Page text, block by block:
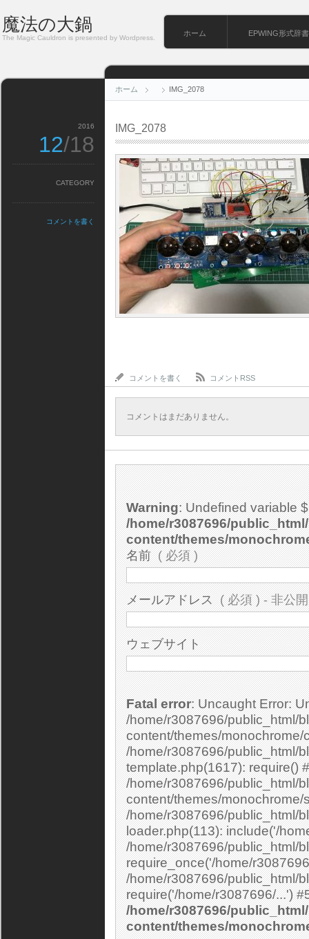
魔法の大鍋
The Magic Cauldron is presented by Wordpress.
ホーム EPWING形式辞書
ホーム IMG_2078
IMG_2078
2016
12/18
CATEGORY
コメントを書く
コメントを書く コメントRSS
コメントはまだありません。
Warning : Undefined variable
/home/r3087696/
content/themes/
名前 ( 必須 )
メールアドレス ( 必須 ) - 非公
ウェブサイト
Fatal error: Uncaught Error: Undefined constant "cs_print_smilies" in
/home/r3087696/public_html/
content/themes/
/home/r3087696/public_html/
template.php(1617): require()
/home/r3087696/public_html/
content/themes/
/home/r3087696/public_html/
loader.php(113): include('/
/home/r3087696/public_html/
require_once('/home/
/home/r3087696/public_html/
/home/r3087696/
content/themes/